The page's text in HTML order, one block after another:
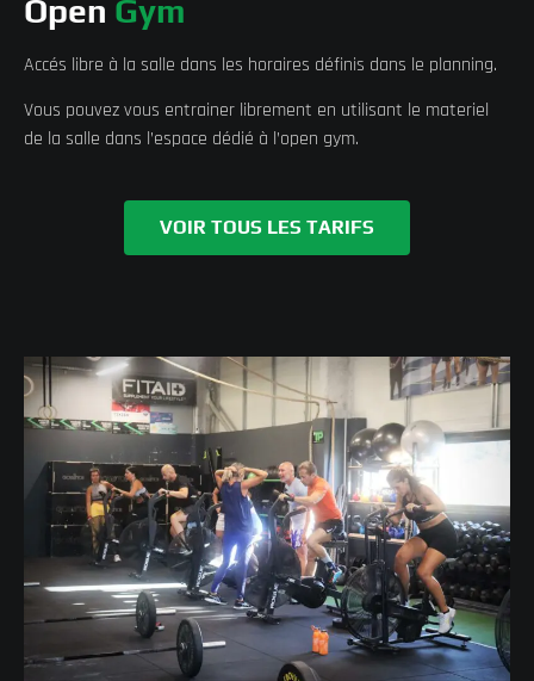
Open Gym
Accés libre à la salle dans les horaires définis dans le planning.
Vous pouvez vous entrainer librement en utilisant le materiel
de la salle dans l’espace dédié à l’open gym.
VOIR TOUS LES TARIFS